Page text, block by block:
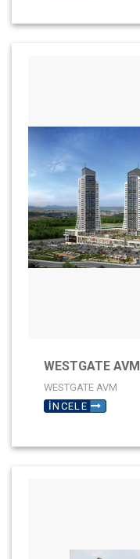
WESTGATE AVM
WESTGATE AVM
İNCELE